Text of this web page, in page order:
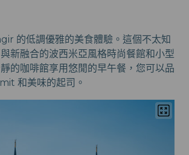
的低調優雅的美食體驗。這個不太知
新融合的波西米亞風格時尚餐館和小型
的咖啡館享用悠閒的早午餐，您可以品
和美味的起司。